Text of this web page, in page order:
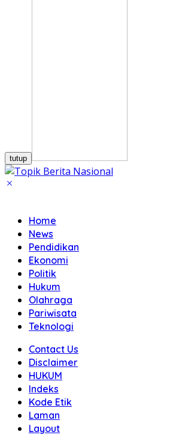
tutup
Home
News
Pendidikan
Ekonomi
Politik
Hukum
Olahraga
Pariwisata
Teknologi
Contact Us
Disclaimer
HUKUM
Indeks
Kode Etik
Laman
Layout